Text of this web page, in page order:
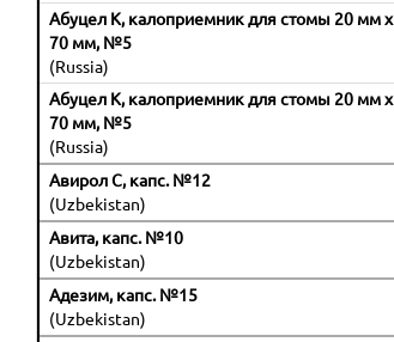
Абуцел К, калоприемник для стомы 20 мм х
70 мм, №5
(Russia)
Абуцел К, калоприемник для стомы 20 мм х
70 мм, №5
(Russia)
Авирол C, капс. №12
(Uzbekistan)
Авита, капс. №10
(Uzbekistan)
Адезим, капс. №15
(Uzbekistan)